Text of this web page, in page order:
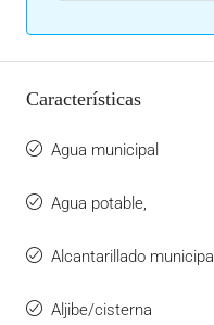
Características
Agua municipal
Agua potable,
Alcantarillado municipal
Aljibe/cisterna